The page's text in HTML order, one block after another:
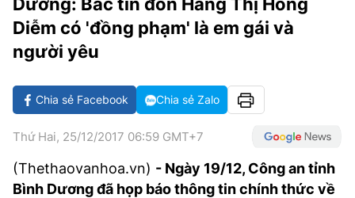
GOLF
CÁC CÚP CHÂU ÂU
VĂN HÓA
DIỄN ĐÀN
NHỊP ĐẬP SỨC KHỎE
VIẾT LẠI ƯỚC MƠ
GIẢI TRÍ
TIN TỨC
ĐIỂM ĐẾN
ẢNH
THẾ GIỚI SAO
HIGHTECH
TIÊU ĐIỂM - SPOTLIGHT
Diễm có 'đồng phạm' là em gái và
người yêu
Chia sẻ Facebook Chia sẻ Zalo
Thứ Hai, 25/12/2017 06:59 GMT+7
(Thethaovanhoa.vn) - Ngày 19/12, Công an tỉnh
Bình Dương đã họp báo thông tin chính thức về